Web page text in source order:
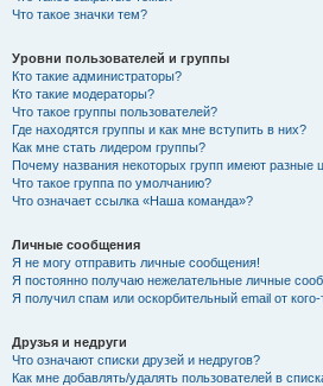
Что такое значки тем?
Уровни пользователей и группы
Кто такие администраторы?
Кто такие модераторы?
Что такое группы пользователей?
Где находятся группы и как мне вступить в них?
Как мне стать лидером группы?
Почему названия некоторых групп имеют разные
Что такое группа по умолчанию?
Что означает ссылка «Наша команда»?
Личные сообщения
Я не могу отправить личные сообщения!
Я постоянно получаю нежелательные личные
Я получил спам или оскорбительный email от
Друзья и недруги
Что означают списки друзей и недругов?
Как мне добавлять/удалять пользователей в